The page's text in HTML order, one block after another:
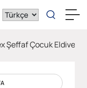
Şeffaf Çocuk Eldiveni